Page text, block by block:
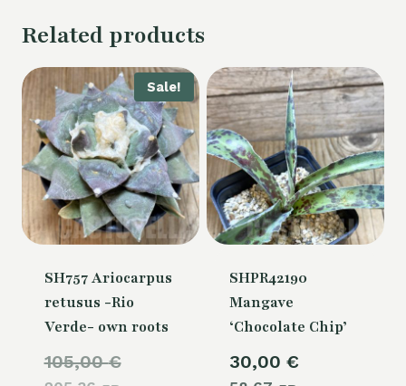
Related products
Sale!
SH757 Ariocarpus
retusus -Rio
Verde- own roots
105,00€
SHPR42190
Mangave
‘Chocolate Chip’
30,00 €